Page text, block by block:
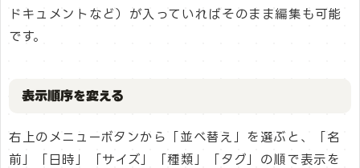
ドキュメントなど）が入っていればそのまま編集も可能
です。
表示順序を変える
右上のメニューボタンから「並べ替え」を選ぶと、「名
前」「日時」「サイズ」「種類」「タグ」の順で表示を